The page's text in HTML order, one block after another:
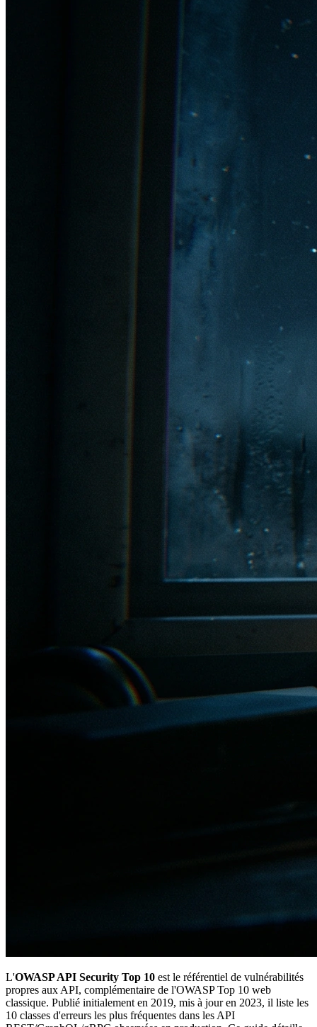
L'OWASP API Security Top 10 est le référentiel de vulnérabilités
propres aux API, complémentaire de l'OWASP Top 10 web
classique. Publié initialement en 2019, mis à jour en 2023, il liste les
10 classes d'erreurs les plus fréquentes dans les API